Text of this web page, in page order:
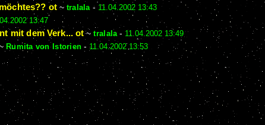
ot~ tralala- 11.04.2002 13:43
13:47
mit dem Verk... ot~tralala- 11.04.2002 13:49
Rumita von Istorien - 11.04.2002 13:53